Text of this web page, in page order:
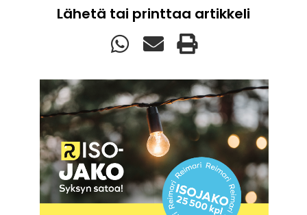
Lähetä tai printtaa artikkeli